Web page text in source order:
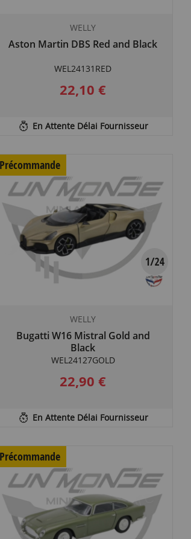
WELLY
Aston Martin DBS Red and Black
WEL24131RED
22,10 €
En Attente Délai Fournisseur
Précommande
WELLY
Bugatti W16 Mistral Gold and
Black
WEL24127GOLD
22,90 €
En Attente Délai Fournisseur
Précommande